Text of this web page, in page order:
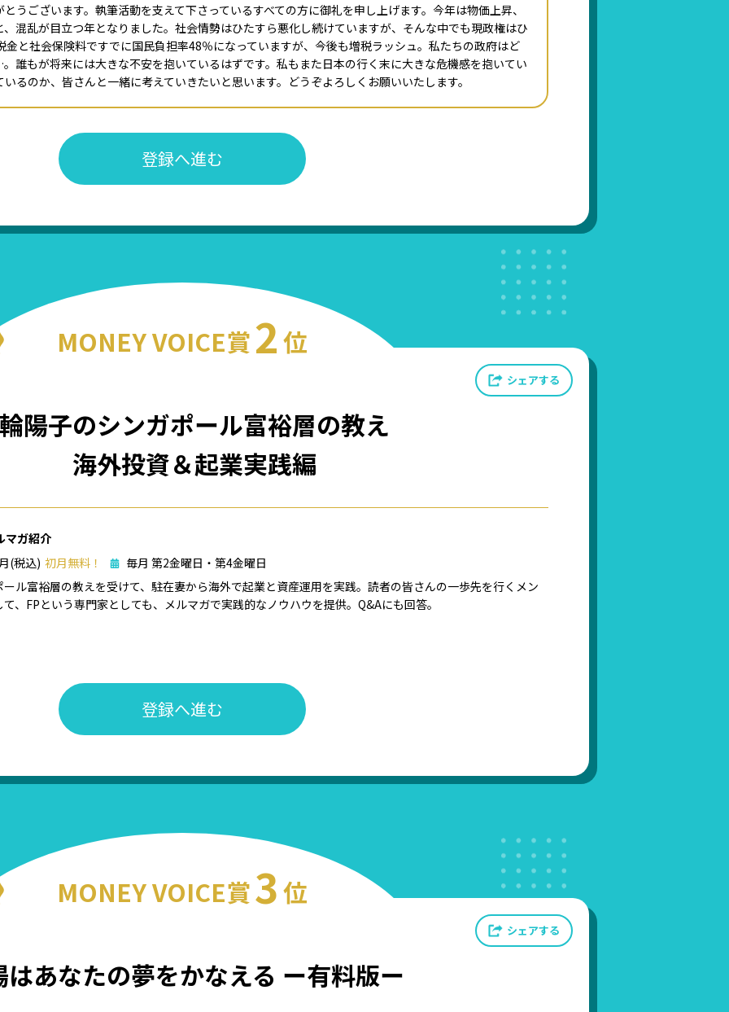
うございます。執筆活動を支えて下さっているすべての方に御礼を申し上げます。今年は物価上昇、
混乱が目立つ年となりました。社会情勢はひたすら悪化し続けていますが、そんな中でも現政権はひ
金と社会保険料ですでに国民負担率48％になっていますが、今後も増税ラッシュ。私たちの政府はど
誰もが将来には大きな不安を抱いているはずです。私もまた日本の行く末に大きな危機感を抱いてい
るのか、皆さんと一緒に考えていきたいと思います。どうぞよろしくお願いいたします。
登録へ進む
MONEY VOICE賞2位
陽子のシンガポール富裕層の教え
海外投資＆起業実践編
マガ紹介
(税込) 初月無料！
毎月 第2金曜日・第4金曜日
ール富裕層の教えを受けて、駐在妻から海外で起業と資産運用を実践。読者の皆さんの一歩先を行くメン
、FPという専門家としても、メルマガで実践的なノウハウを提供。Q&Aにも回答。
シェアする
登録へ進む
MONEY VOICE賞3位
はあなたの夢をかなえる ー有料版ー
シェアする